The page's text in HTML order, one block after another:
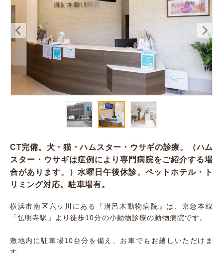
CT完備。犬・猫・ハムスター・ウサギの診療。（ハム
スター・ウサギは症例により専門病院をご紹介する場
合があります。）水曜日午後休診。ペットホテル・ト
リミング対応。駐車場有。
横浜市南区六ッ川にある『溝呂木動物病院』は、京急本線
「弘明寺駅」より徒歩10分の小動物診療の動物病院です。
敷地内に駐車場10台分を備え、お車でもお越しいただけま